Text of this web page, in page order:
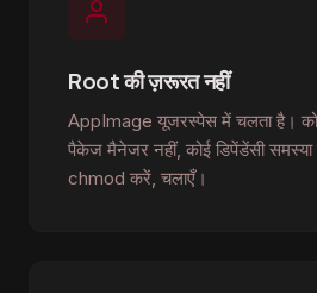
Root की ज़रूरत नहीं
AppImage यूजरस्पेस में चलता है।
पैकेज मैनेजर नहीं, कोई डिपेंडेंसी
chmod करें, चलाएँ।